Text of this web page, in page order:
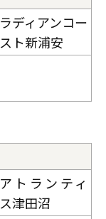
ラディアンコー
スト新浦安
アトランティ
ス津田沼